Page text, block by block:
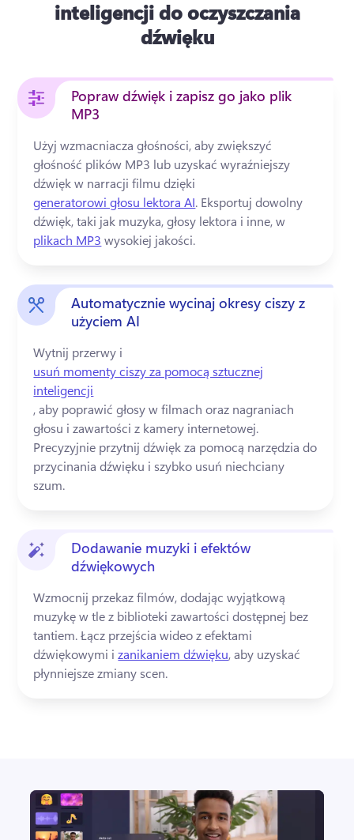
inteligencji do oczyszczania
dźwięku
Popraw dźwięk i zapisz go jako plik
MP3
Użyj wzmacniacza głośności, aby zwiększyć
głośność plików MP3 lub uzyskać wyraźniejszy
dźwięk w narracji filmu dzięki
generatorowi głosu lektora AI. Eksportuj dowolny
dźwięk, taki jak muzyka, głosy lektora i inne, w
plikach MP3 wysokiej jakości.
Automatycznie wycinaj okresy ciszy z
użyciem AI
Wytnij przerwy i
usuń momenty ciszy za pomocą sztucznej
inteligencji
, aby poprawić głosy w filmach oraz nagraniach
Precyzyjnie przytnij dźwięk za pomocą narzędzia do
przycinania dźwięku i szybko usuń niechciany
szum.
Dodawanie muzyki i efektów
dźwiękowych
Wzmocnij przekaz filmów, dodając wyjątkową
muzykę w tle z biblioteki zawartości dostępnej bez
tantiem. Łącz przejścia wideo z efektami
dźwiękowymi i zanikaniem dźwięku, aby uzyskać
płynniejsze zmiany scen.